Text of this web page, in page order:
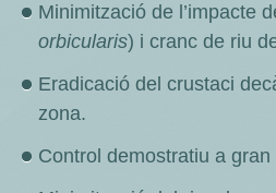
Minimització de l’impacte
orbicularis) i cranc de riu
Eradicació del crustaci
zona.
Control demostratiu a